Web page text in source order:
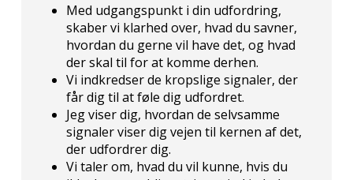
Med udgangspunkt i din udfordring,
skaber vi klarhed over, hvad du savner,
hvordan du gerne vil have det, og hvad
der skal til for at komme derhen.
Vi indkredser de kropslige signaler, der
får dig til at føle dig udfordret.
Jeg viser dig, hvordan de selvsamme
signaler viser dig vejen til kernen af det,
der udfordrer dig.
Vi taler om, hvad du vil kunne, hvis du